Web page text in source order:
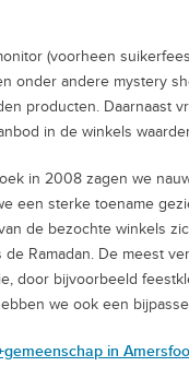
(voorheen
onder andere mystery
producten. Daarnaast
in de winkels
in 2008 zagen we
een sterke toename
de bezochte winkels
Ramadan. De meest
door bijvoorbeeld
we ook een
in